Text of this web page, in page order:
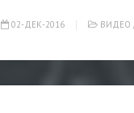
02-ДЕК-2016 ВИДЕО